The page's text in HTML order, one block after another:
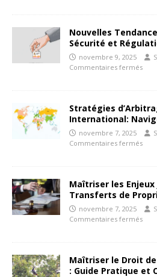
Nouvelles
Sécurité et
novembre 9, 2025
Commentaires fermés
Stratégies
International:
novembre 7, 2025
Commentaires fermés
Maîtriser les Enjeux
Transferts de
novembre 7, 2025
Commentaires fermés
Maîtriser le Droit
: Guide Pratique et